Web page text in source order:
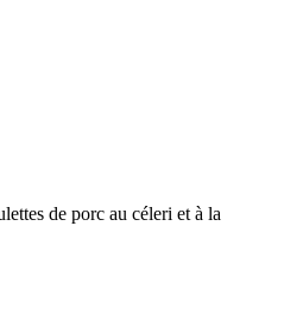
de porc au céleri et à la